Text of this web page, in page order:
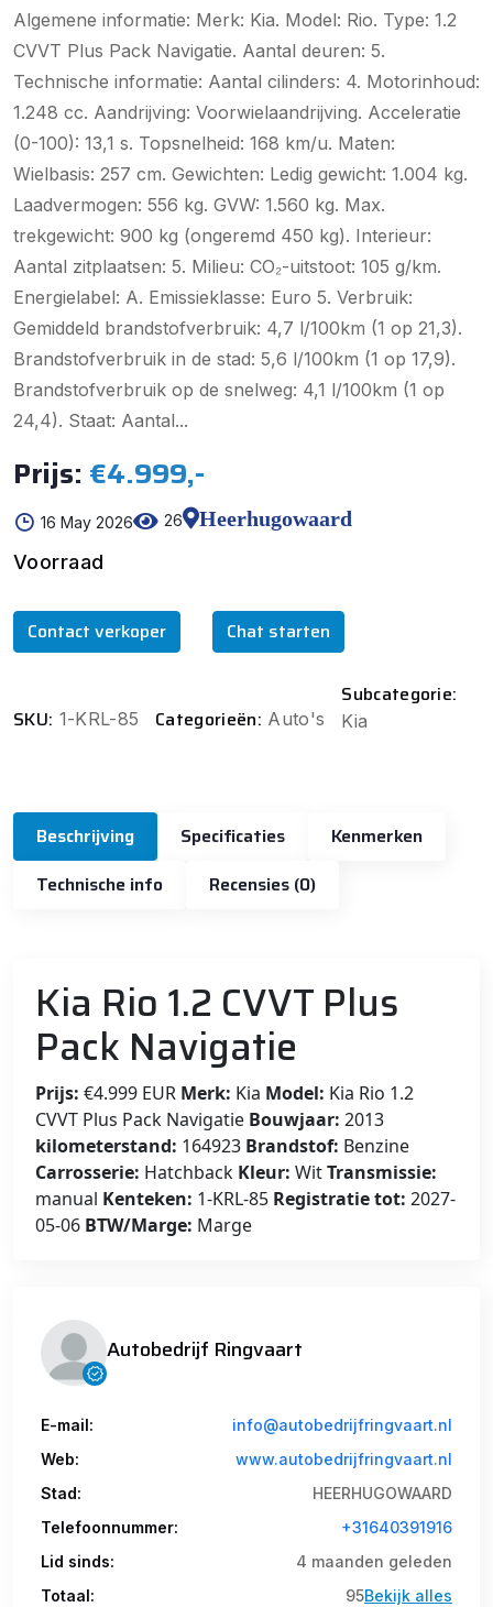
Algemene informatie: Merk: Kia. Model: Rio. Type: 1.2
CVVT Plus Pack Navigatie. Aantal deuren: 5.
Technische informatie: Aantal cilinders: 4. Motorinhoud:
1.248 cc. Aandrijving: Voorwielaandrijving. Acceleratie
(0-100): 13,1 s. Topsnelheid: 168 km/u. Maten:
Wielbasis: 257 cm. Gewichten: Ledig gewicht: 1.004 kg.
Laadvermogen: 556 kg. GVW: 1.560 kg. Max.
trekgewicht: 900 kg (ongeremd 450 kg). Interieur:
Aantal zitplaatsen: 5. Milieu: CO₂-uitstoot: 105 g/km.
Energielabel: A. Emissieklasse: Euro 5. Verbruik:
Gemiddeld brandstofverbruik: 4,7 l/100km (1 op 21,3).
Brandstofverbruik in de stad: 5,6 l/100km (1 op 17,9).
Brandstofverbruik op de snelweg: 4,1 l/100km (1 op
24,4). Staat: Aantal...
Prijs: €4.999,-
16 May 2026 26
Heerhugowaard
Voorraad
Contact verkoper Chat starten
SKU: 1-KRL-85 Categorieën: Auto's
Subcategorie:
Kia
Beschrijving Specificaties
Kenmerken
Technische info
Recensies (0)
Kia Rio 1.2 CVVT Plus
Pack Navigatie
Prijs: €4.999 EUR Merk: Kia Model: Kia Rio 1.2
CVVT Plus Pack Navigatie Bouwjaar: 2013
kilometerstand: 164923 Brandstof: Benzine
Carrosserie: Hatchback Kleur: WitTransmissie:
manual Kenteken: 1-KRL-85 Registratie tot: 2027-
05-06 BTW/Marge: Marge
Autobedrijf Ringvaart
E-mail:
info@autobedrijfringvaart.nl
Web:
www.autobedrijfringvaart.nl
Stad:
HEERHUGOWAARD
Telefoonnummer:
+31640391916
Lid sinds:
4 maanden geleden
Totaal:
95Bekijk alles